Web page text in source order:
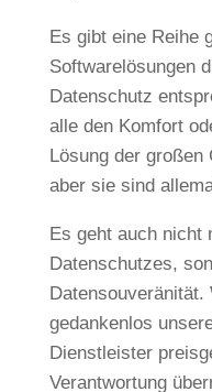
Es gibt eine Reihe
Softwarelösungen
Datenschutz
alle den Komfort
Lösung der großen
aber sie sind
Es geht auch nicht
Datenschutzes,
gedankenlos
Dienstleister
Verantwortung